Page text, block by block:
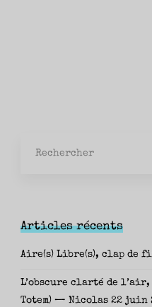
Articles récents
Aire(s) Libre(s), clap de
L’obscure clarté de
Totem) — Nicolas 22 juin